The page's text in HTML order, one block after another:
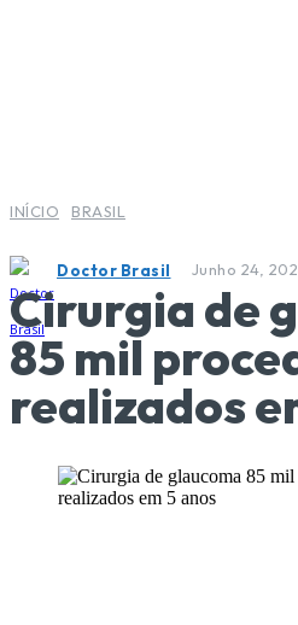
INÍCIO BRASIL
Doctor Brasil Junho 24,
Cirurgia de
85 mil
realizados